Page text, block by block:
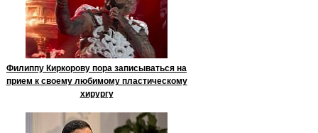
Филиппу Киркорову пора записываться на
прием к своему любимому пластическому
хирургу